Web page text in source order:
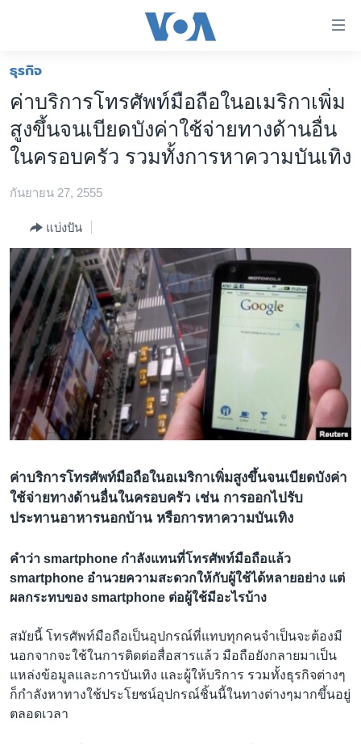
ต่อ
ข้าม
ไป
เนื้อหา
หลัก
ไป
ข้าม
ไป
การ
ค้นหา
หน้าหลัก
โลก
เอเชีย
ไทย
ธุรกิจ
วิทยาศาสตร์
สังคมและสุขภาพ
ไลฟ์สไตล์
ตรวจสอบข่าว
เรียนรู้ภาษาอังกฤษ
พอดคาสต์
เลือกภาษา
ธุรกิจ
ค่าบริการโทรศัพท์มือถือในอเมริกาเพิ่ม
สูงขึ้นจนเบียดบังค่าใช้จ่ายทางด้านอื่น
ในครอบครัว รวมทั้งการหาความบันเทิง
กันยายน 27, 2555
แบ่งปัน
ค่าบริการโทรศัพท์มือถือในอเมริกาเพิ่มสูงขึ้นจนเบียดบังค่า
ใช้จ่ายทางด้านอื่นในครอบครัว เช่น การออกไปรับ
ประทานอาหารนอกบ้าน หรือการหาความบันเทิง
คำว่า smartphone กำลังแทนที่โทรศัพท์มือถือแล้ว
smartphone อำนวยความสะดวกให้กับผู้ใช้ได้หลายอย่าง แต่
ผลกระทบของ smartphone ต่อผู้ใช้มีอะไรบ้าง
สมัยนี้ โทรศัพท์มือถือเป็นอุปกรณ์ที่แทบทุกคนจำเป็นจะต้องมี
นอกจากจะใช้ในการติดต่อสื่อสารแล้ว มือถือยังกลายมาเป็น
แหล่งข้อมูลและการบันเทิง และผู้ให้บริการ รวมทั้งธุรกิจต่างๆ
ก็กำลังหาทางใช้ประโยชน์อุปกรณ์ชิ้นนี้ในทางต่างๆมากขึ้นอยู่
ตลอดเวลา